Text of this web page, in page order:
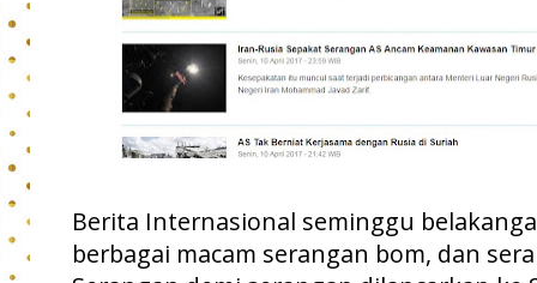
Berita Internasional seminggu
berbagai macam serangan bom, dan